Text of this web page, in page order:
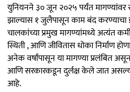
युनियनने ३० जून २०२५ पर्यंत मागण्यांवर
झाल्यास १ जुलैपासून काम बंद करण्याचा
चालकांच्या प्रमुख मागण्यांमध्ये अत्यंत
स्थिती, आणि जीवितास धोका निर्माण
अनेक वर्षांपासून या मागण्या प्रलंबित
आणि सरकारकडून दुर्लक्ष केले जात
आहे.